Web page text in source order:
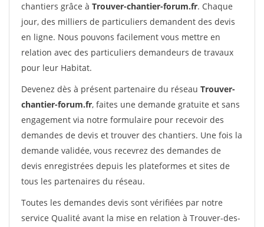
chantiers grâce à Trouver-chantier-forum.fr. Chaque
jour, des milliers de particuliers demandent des devis
en ligne. Nous pouvons facilement vous mettre en
relation avec des particuliers demandeurs de travaux
pour leur Habitat.
Devenez dès à présent partenaire du réseau Trouver-
chantier-forum.fr, faites une demande gratuite et sans
engagement via notre formulaire pour recevoir des
demandes de devis et trouver des chantiers. Une fois la
demande validée, vous recevrez des demandes de
devis enregistrées depuis les plateformes et sites de
tous les partenaires du réseau.
Toutes les demandes devis sont vérifiées par notre
service Qualité avant la mise en relation à Trouver-des-